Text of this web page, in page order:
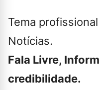
Tema
Notícias.
Fala Livre,
credibilidade.